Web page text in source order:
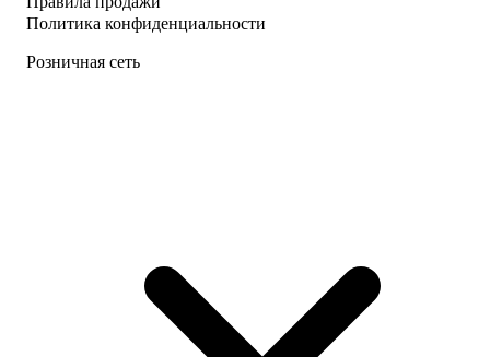
Политика конфиденциальности
Розничная сеть